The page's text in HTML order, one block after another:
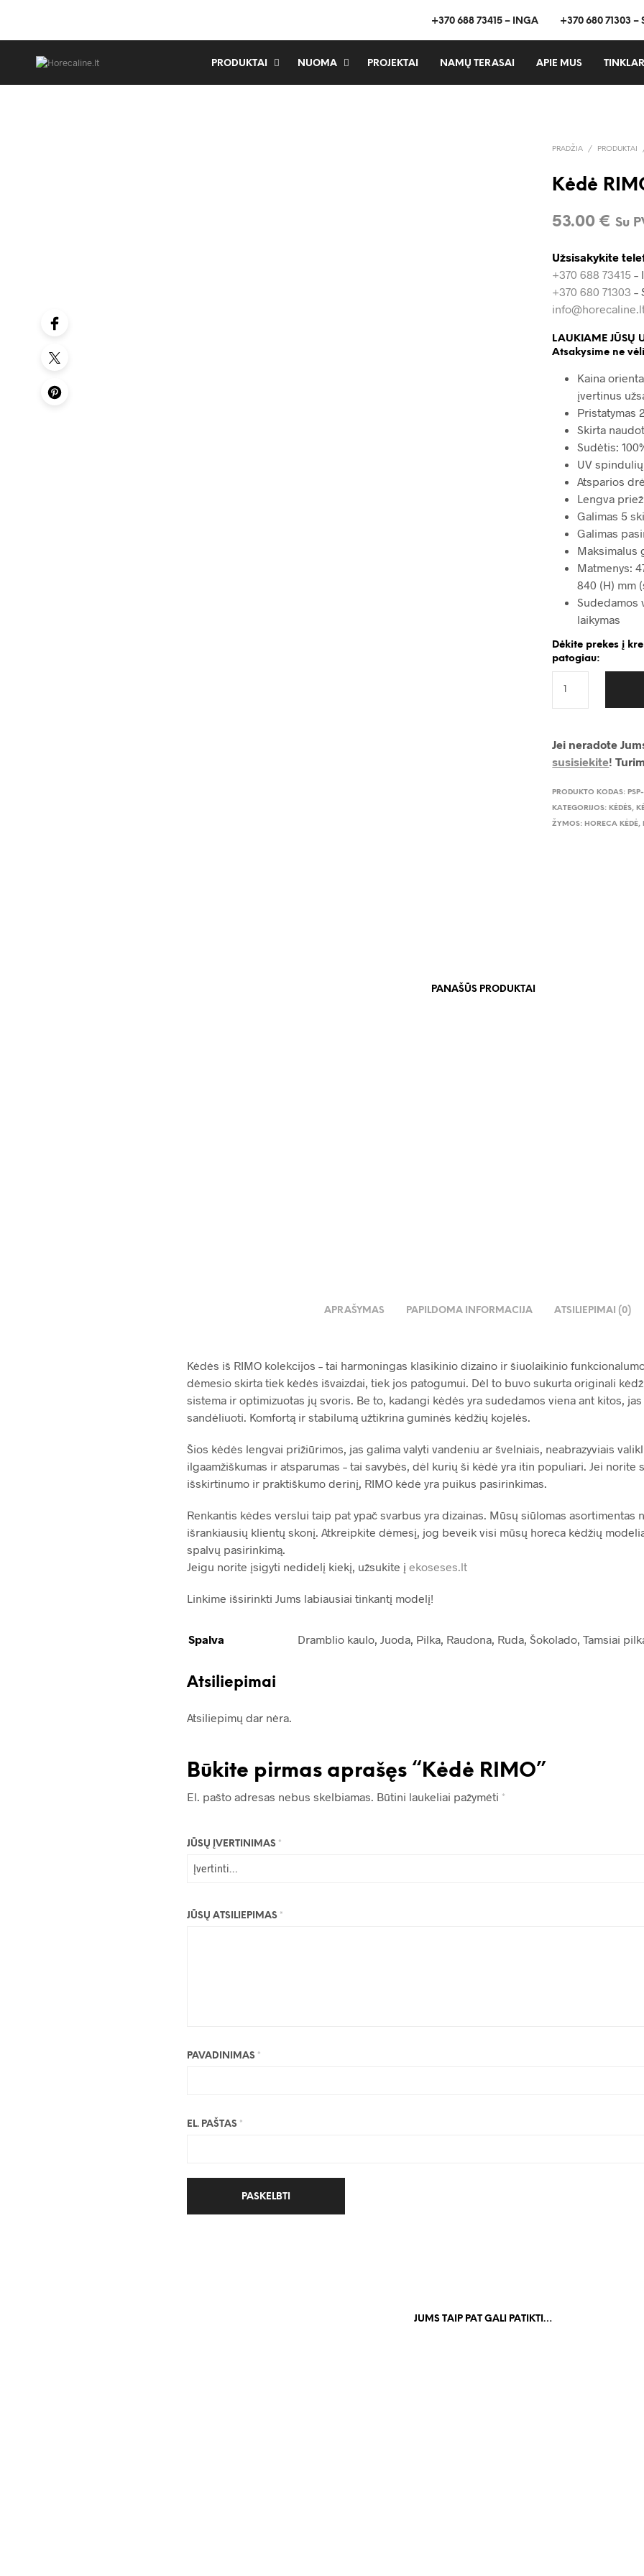
+370 688 73415 – INGA +370 680 71303 –
PRODUKTAI NUOMA PROJEKTAI NAMŲ TERASAI APIE MUS
PRADŽIA / PRODUKTAI
Kėdė
53.00€ Su
Užsisakykite
+370 688 73415 –
+370 680 71303 –
LAUKIAME JŪSŲ
Atsakysime ne
Kaina
įvertinus
Pristatymas
Skirta
Sudėtis:
UV
Atsparios
Lengva
Galimas 5
Galimas
Maksimalus
Matmenys:
840 (H) mm
Sudedamos
laikymas
Dėkite prekes į
patogiau:
Jei neradote
susisiekite!
PRODUKTO KODAS:
KATEGORIJOS: KĖDĖS,
ŽYMOS: HORECA KĖDĖ,
PANAŠŪS PRODUKTAI
APRAŠYMAS PAPILDOMA INFORMACIJA ATSILIEPIMAI (0)
Kėdės iš RIMO kolekcijos – tai harmoningas klasikinio dizaino ir šiuolaikinio
dėmesio skirta tiek kėdės išvaizdai, tiek jos patogumui. Dėl to buvo sukurta originali
sistema ir optimizuotas jų svoris. Be to, kadangi kėdės yra sudedamos viena ant kitos,
sandėliuoti. Komfortą ir stabilumą užtikrina guminės kėdžių kojelės.
Šios kėdės lengvai prižiūrimos, jas galima valyti vandeniu ar švelniais, neabrazyviais
ilgaamžiškumas ir atsparumas – tai savybės, dėl kurių ši kėdė yra itin populiari. Jei norite
išskirtinumo ir praktiškumo derinį, RIMO kėdė yra puikus pasirinkimas.
Renkantis kėdes verslui taip pat ypač svarbus yra dizainas. Mūsų siūlomas asortimentas
išrankiausių klientų skonį. Atkreipkite dėmesį, jog beveik visi mūsų horeca kėdžių
spalvų pasirinkimą.
Jeigu norite įsigyti nedidelį kiekį, užsukite į ekoseses.lt
Linkime išsirinkti Jums labiausiai tinkantį modelį!
Spalva Dramblio kaulo, Juoda, Pilka, Raudona, Ruda, Šokolado, Tamsiai
Atsiliepimai
Atsiliepimų dar nėra.
Būkite pirmas aprašęs “Kėdė RIMO”
El. pašto adresas nebus skelbiamas. Būtini laukeliai pažymėti *
JŪSŲ ĮVERTINIMAS *
JŪSŲ ATSILIEPIMAS *
PAVADINIMAS *
EL. PAŠTAS *
JUMS TAIP PAT GALI PATIKTI…